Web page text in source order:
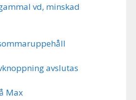
vd, minskad
avslutas
Max